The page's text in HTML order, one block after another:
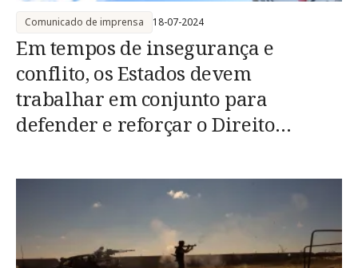
Em tempos de insegurança e
conflito, os Estados devem
trabalhar em conjunto para
defender e reforçar o Direito
Comunicado de imprensa 18-07-2024